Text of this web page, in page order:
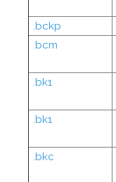
.bckp
.bcm
.bk1
.bk1
.bkc